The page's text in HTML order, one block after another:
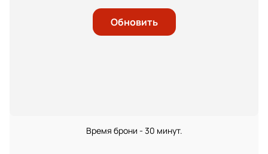
Обновить
Время брони - 30 минут.